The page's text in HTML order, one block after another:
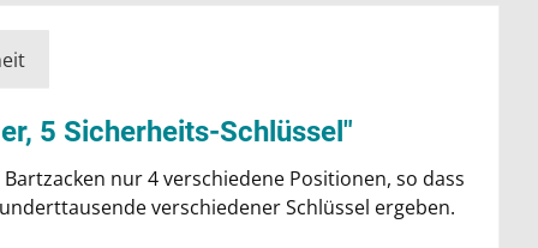
5 Sicherheits-Schlüssel"
nur 4 verschiedene Positionen, so dass
verschiedener Schlüssel ergeben.